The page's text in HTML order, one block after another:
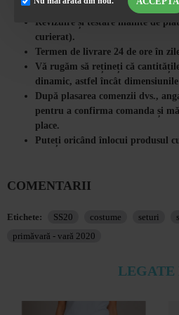
Sezonul potrivit :primăvara /
Lungimea bluzei :
Lungimea pantalonilor : 52 cm
Fabricat în :Bulgaria
Timp de livrare :48 de ore
Model :costume pentru femei
valoarea plății impuse
Revizuire și testare înainte de
curierat).
Termen de livrare 24 de ore în
Vă rugăm să rețineți că
dinamic, astfel încât
După plasarea comenzii dvs.,
pentru a confirma comanda și
place.
Puteți oricând înlocui produsul
COMENTARII
Etichete: SS20 costume seturi
primăvară - vară 2020
LEGATE